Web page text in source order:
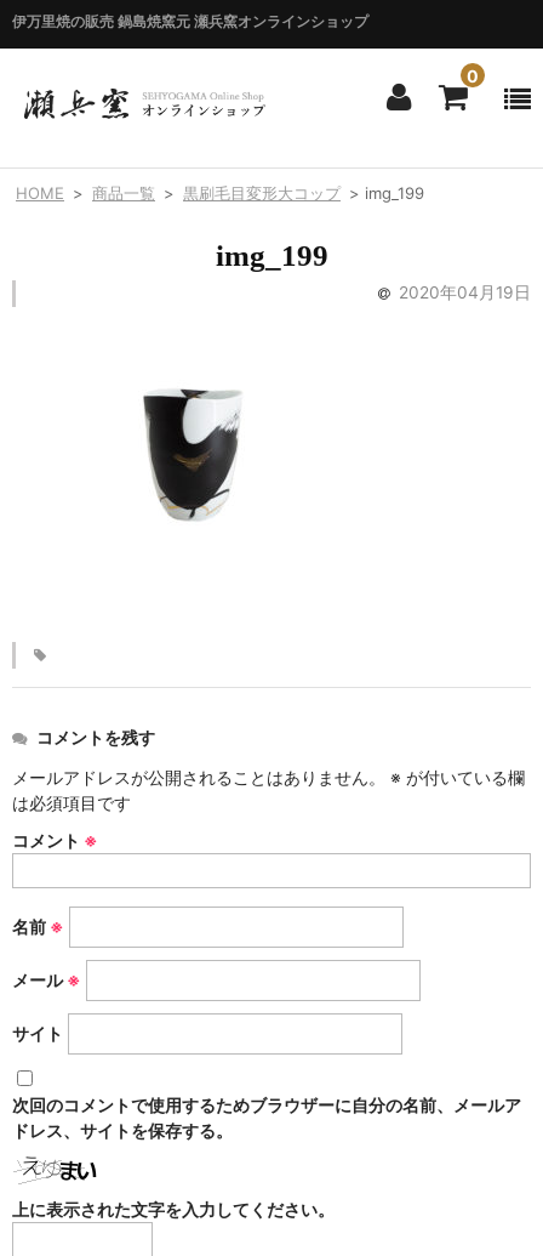
伊万里焼の販売 鍋島焼窯元 瀬兵窯オンラインショップ
0
ホーム
HAKEME
SILVER
デルフト伊万里シリーズ
風雅シリーズ
FUGA
いちごシリーズ
STRAWBERRY
PETAL
HOME > 商品一覧 > 黒刷毛目変形大コップ > img_199
img_199
2020年04月19日
コメントを残す
メールアドレスが公開されることはありません。
※ が付いている欄
は必須項目です
コメント ※
名前 ※
メール※
サイト
次回のコメントで使用するためブラウザーに自分の名前、メールア
ドレス、サイトを保存する。
上に表示された文字を入力してください。